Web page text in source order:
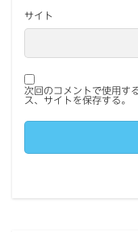
サイト
次回のコメントで使用す
ス、サイトを保存する。